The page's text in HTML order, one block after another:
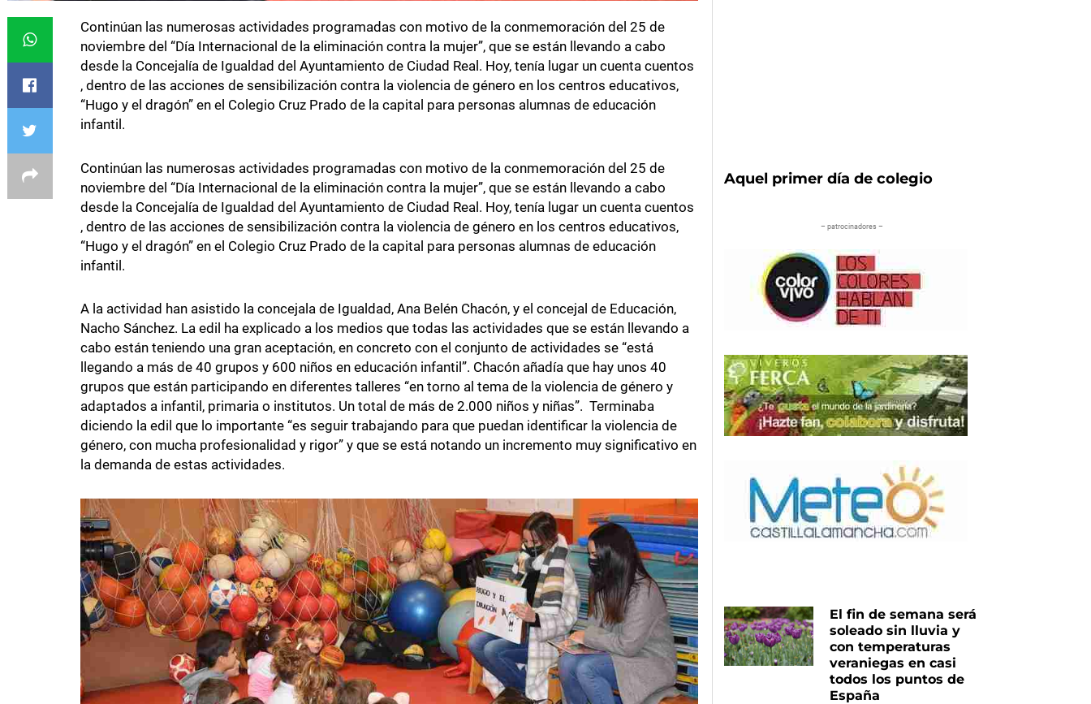
Continúan las numerosas actividades programadas con motivo de la conmemoración del 25 de
noviembre del “Día Internacional de la eliminación contra la mujer”, que se están llevando a cabo
desde la Concejalía de Igualdad del Ayuntamiento de Ciudad Real. Hoy, tenía lugar un cuenta cuentos
, dentro de las acciones de sensibilización contra la violencia de género en los centros educativos,
“Hugo y el dragón” en el Colegio Cruz Prado de la capital para personas alumnas de educación
infantil.
Continúan las numerosas actividades programadas con motivo de la conmemoración del 25 de
noviembre del “Día Internacional de la eliminación contra la mujer”, que se están llevando a cabo
desde la Concejalía de Igualdad del Ayuntamiento de Ciudad Real. Hoy, tenía lugar un cuenta cuentos
, dentro de las acciones de sensibilización contra la violencia de género en los centros educativos,
“Hugo y el dragón” en el Colegio Cruz Prado de la capital para personas alumnas de educación
infantil.
A la actividad han asistido la concejala de Igualdad, Ana Belén Chacón, y el concejal de Educación,
Nacho Sánchez. La edil ha explicado a los medios que todas las actividades que se están llevando a
cabo están teniendo una gran aceptación, en concreto con el conjunto de actividades se “está
llegando a más de 40 grupos y 600 niños en educación infantil”. Chacón añadía que hay unos 40
grupos que están participando en diferentes talleres “en torno al tema de la violencia de género y
adaptados a infantil, primaria o institutos. Un total de más de 2.000 niños y niñas”. Terminaba
diciendo la edil que lo importante “es seguir trabajando para que puedan identificar la violencia de
género, con mucha profesionalidad y rigor” y que se está notando un incremento muy significativo en
la demanda de estas actividades.
Aquel primer día de colegio
– patrocinadores –
El fin de semana será
soleado sin lluvia y
con temperaturas
veraniegas en casi
todos los puntos de
España